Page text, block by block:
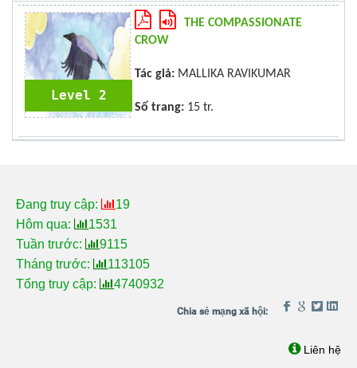
Level 2
THE COMPASSIONATE
CROW
Tác giả: MALLIKA RAVIKUMAR
Số trang: 15 tr.
Đang truy cập:
19
Hôm qua:
1531
Tuần trước:
9115
Tháng trước:
113105
Tổng truy cập:
4740932
Liên hệ